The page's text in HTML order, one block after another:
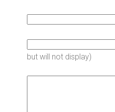
but will not display)